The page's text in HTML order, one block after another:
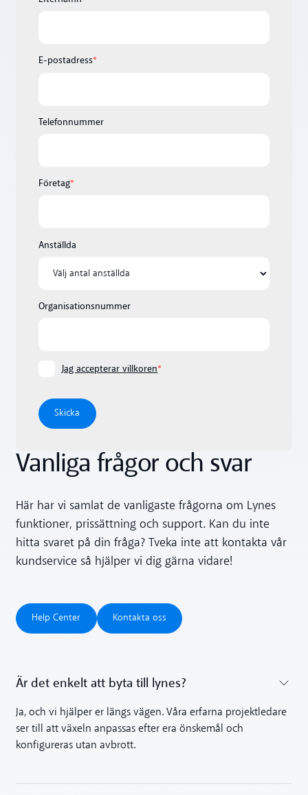
E-postadress*
Telefonnummer
Företag*
Anställda
Organisationsnummer
Jag accepterar villkoren*
Vanliga frågor och svar
Här har vi samlat de vanligaste frågorna om Lynes
funktioner, prissättning och support. Kan du inte
hitta svaret på din fråga? Tveka inte att kontakta vår
kundservice så hjälper vi dig gärna vidare!
Help Center
Help Center
Kontakta oss
Kontakta oss
Toggle accordion
Är det enkelt att byta till lynes?
Ja, och vi hjälper er längs vägen. Våra erfarna projektledare
ser till att växeln anpassas efter era önskemål och
konfigureras utan avbrott.